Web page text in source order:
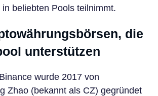
beliebten Pools teilnimmt.
die
unterstützen
wurde 2017 von
Zhao (bekannt als CZ) gegründet